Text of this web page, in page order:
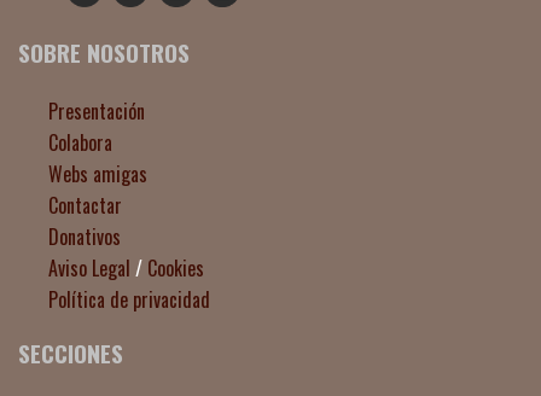
SOBRE NOSOTROS
Presentación
Colabora
Webs amigas
Contactar
Donativos
Aviso Legal / Cookies
Política de privacidad
SECCIONES